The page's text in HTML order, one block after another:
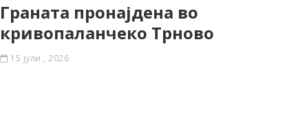
Граната пронајдена во
кривопаланчеко Трново
15 јули , 2026